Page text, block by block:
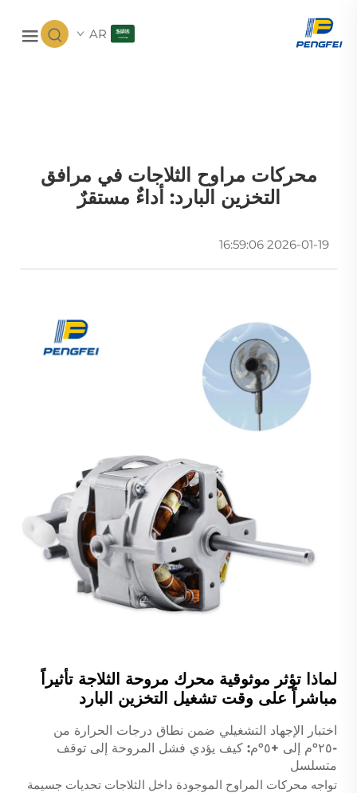
AR
محركات مراوح الثلاجات في مرافق
التخزين البارد: أداءٌ مستقرٌ
2026-01-19 16:59:06
لماذا تؤثر موثوقية محرك مروحة الثلاجة تأثيراً
مباشراً على وقت تشغيل التخزين البارد
اختبار الإجهاد التشغيلي ضمن نطاق درجات الحرارة من
-٢٥°م إلى +٥°م: كيف يؤدي فشل المروحة إلى توقف
متسلسل
تواجه محركات المراوح الموجودة داخل الثلاجات تحديات جسيمة